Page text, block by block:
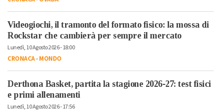
Videogiochi, il tramonto del formato fisico: la mossa di
Rockstar che cambierà per sempre il mercato
Lunedì, 10 Agosto 2026 - 18:00
CRONACA-MONDO
Derthona Basket, partita la stagione 2026-27: test fisici
e primi allenamenti
Lunedì, 10 Agosto 2026 - 17:56